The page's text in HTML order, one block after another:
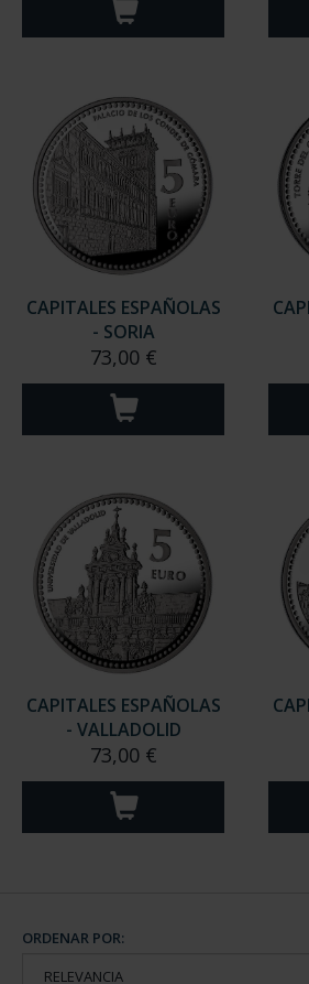
CAPITALES ESPAÑOLAS
- SORIA
73,00 €
CAPITALES ESPAÑOLAS
- VALLADOLID
73,00 €
ORDENAR POR: